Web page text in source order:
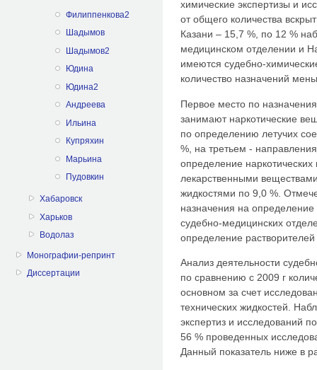
Филиппенкова2
Шадымов
Шадымов2
Юдина
Юдина2
Андреева
Ильина
Купряхин
Марьина
Пудовкин
Хабаровск
Харьков
Водолаз
Монографии-репринт
Диссертации
химические экспертизы и
от общего количества
Казани – 15,7 %, по 12 %
медицинском отделении и
имеются судебно-
количество назначений
Первое место по
занимают наркотические
по определению летучих
%, на третьем -
определение
лекарственными
жидкостями по 9,0 %.
назначения на
судебно-медицинских
определение
Анализ деятельности
по сравнению с 2009 г
основном за счет
технических жидкостей.
экспертиз и исследований
56 % проведенных
Данный показатель ниже в